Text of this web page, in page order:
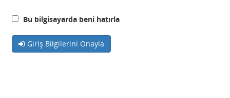
Bu bilgisayarda beni hatırla
Giriş Bilgilerini Onayla